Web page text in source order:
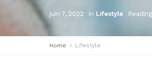
juin 7, 2022 in Lifestyle
Home Lifestyle